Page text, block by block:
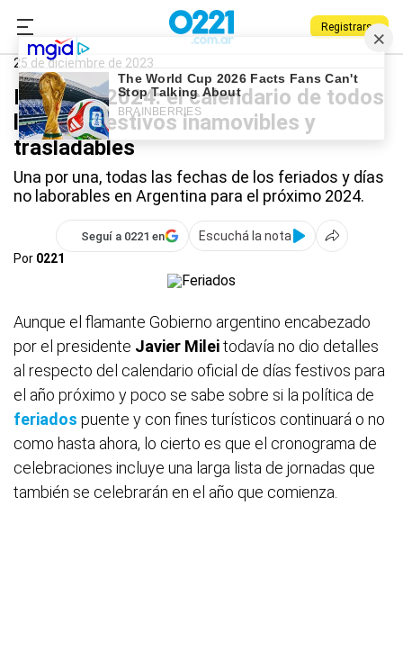
Registrarse
0221.com.ar
Feriados
25 de diciembre de 2023
Feriados 2024: el calendario de todos
los días festivos inamovibles y
trasladables
Una por una, todas las fechas de los feriados y días
no laborables en Argentina para el próximo 2024.
Seguí a 0221 en
Escuchá la nota
Por 0221
Aunque el flamante Gobierno argentino encabezado
por el presidente Javier Mileitodavía no dio detalles
al respecto del calendario oficial de días festivos para
el año próximo y poco se sabe sobre si la política de
feriados puente y con fines turísticos continuará o no
como hasta ahora, lo cierto es que el cronograma de
celebraciones incluye una larga lista de jornadas que
también se celebrarán en el año que comienza.